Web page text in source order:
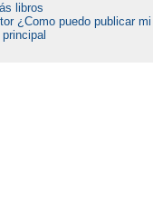
libros
¿Como puedo publicar